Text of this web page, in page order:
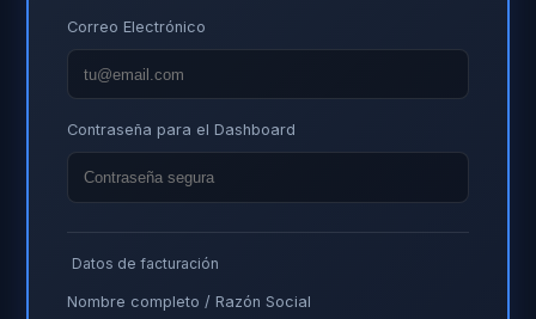
Correo Electrónico
Contraseña para el Dashboard
Datos de facturación
Nombre completo / Razón Social